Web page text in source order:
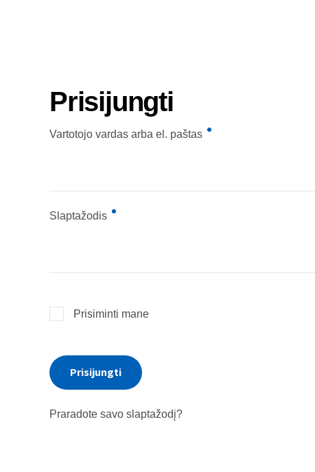
Prisijungti
Vartotojo vardas arba el. paštas Privalomas
Slaptažodis Privalomas
Prisiminti mane
Prisijungti
Praradote savo slaptažodį?